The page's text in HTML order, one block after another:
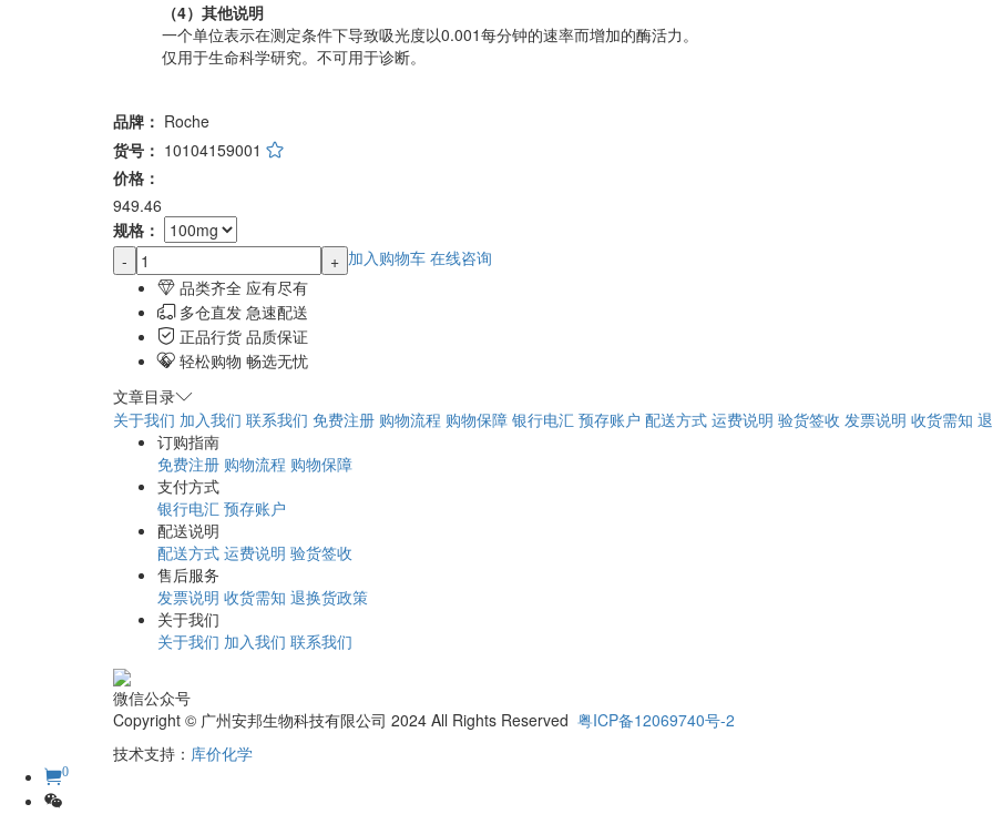
（4）其他说明
一个单位表示在测定条件下导致吸光度以0.001每分钟的速率而增加的酶活力。
仅用于生命科学研究。不可用于诊断。
品牌： Roche
货号： 10104159001
价格：
949.46
规格：
-
+ 加入购物车 在线咨询
品类齐全 应有尽有
多仓直发 急速配送
正品行货 品质保证
轻松购物 畅选无忧
文章目录
关于我们 加入我们 联系我们 免费注册 购物流程 购物保障 银行电汇 预存账户 配送方式 运费说明 验货签收 发票说明 收货需知
订购指南
免费注册 购物流程 购物保障
支付方式
银行电汇 预存账户
配送说明
配送方式 运费说明 验货签收
售后服务
发票说明 收货需知 退换货政策
关于我们
关于我们 加入我们 联系我们
微信公众号
Copyright © 广州安邦生物科技有限公司 2024 All Rights Reserved 粤ICP备12069740号-2
技术支持： 库价化学
0